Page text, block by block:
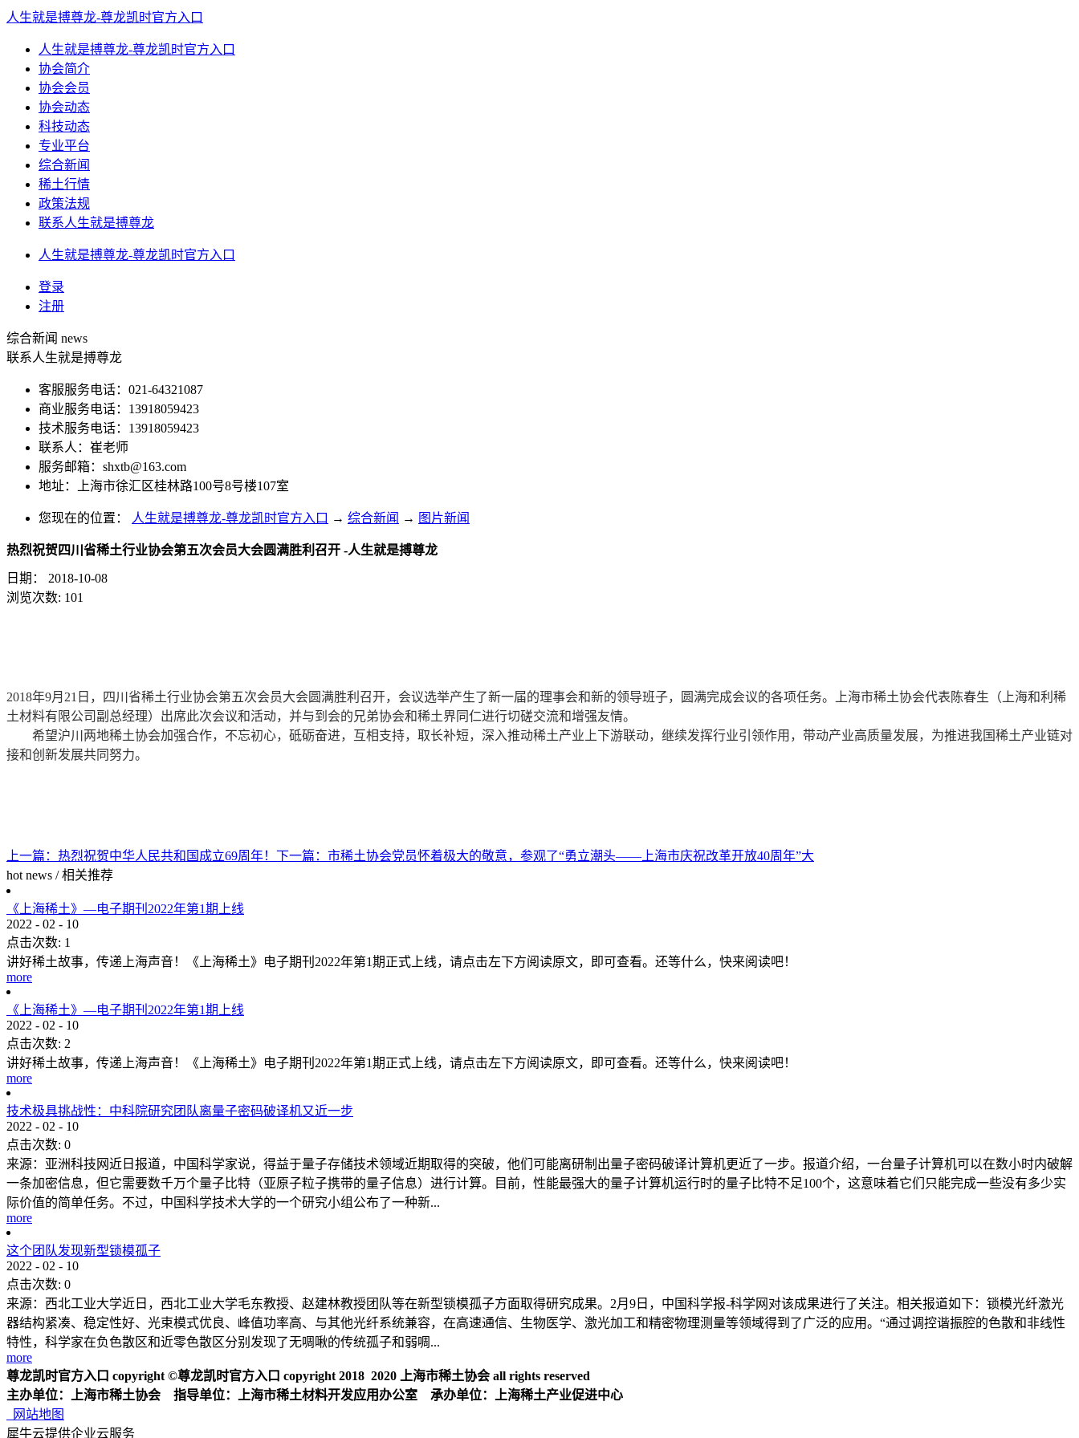
人生就是搏尊龙-尊龙凯时官方入口
人生就是搏尊龙-尊龙凯时官方入口
协会简介
协会会员
协会动态
科技动态
专业平台
综合新闻
稀土行情
政策法规
联系人生就是搏尊龙
人生就是搏尊龙-尊龙凯时官方入口
登录
注册
综合新闻 news
联系人生就是搏尊龙
客服服务电话：021-64321087
商业服务电话：13918059423
技术服务电话：13918059423
联系人：崔老师
服务邮箱： shxtb@163.com
地址：上海市徐汇区桂林路100号8号楼107室
您现在的位置： 人生就是搏尊龙-尊龙凯时官方入口 → 综合新闻 → 图片新闻
热烈祝贺四川省稀土行业协会第五次会员大会圆满胜利召开 -人生就是搏尊龙
日期：
2018-10-08
浏览次数: 101
2018年9月21日，四川省稀土行业协会第五次会员大会圆满胜利召开，会议选举产生了新一届的理事会和新的领导班子，圆满完成会议的各项任务。上海市稀土协会代表陈春生（上海和利稀
土材料有限公司副总经理）出席此次会议和活动，并与到会的兄弟协会和稀土界同仁进行切磋交流和增强友情。
希望沪川两地稀土协会加强合作，不忘初心，砥砺奋进，互相支持，取长补短，深入推动稀土产业上下游联动，继续发挥行业引领作用，带动产业高质量发展，为推进我国稀土产业链对
接和创新发展共同努力。
上一篇： 热烈祝贺中华人民共和国成立69周年！ 下一篇： 市稀土协会党员怀着极大的敬意，参观了“勇立潮头——上海市庆祝改革开放40周年”大
hot news / 相关推荐
《上海稀土》—电子期刊2022年第1期上线
2022 - 02 - 10
点击次数: 1
讲好稀土故事，传递上海声音！《上海稀土》电子期刊2022年第1期正式上线，请点击左下方阅读原文，即可查看。还等什么，快来阅读吧！
more
《上海稀土》—电子期刊2022年第1期上线
2022 - 02 - 10
点击次数: 2
讲好稀土故事，传递上海声音！《上海稀土》电子期刊2022年第1期正式上线，请点击左下方阅读原文，即可查看。还等什么，快来阅读吧！
more
技术极具挑战性：中科院研究团队离量子密码破译机又近一步
2022 - 02 - 10
点击次数: 0
来源：亚洲科技网近日报道，中国科学家说，得益于量子存储技术领域近期取得的突破，他们可能离研制出量子密码破译计算机更近了一步。报道介绍，一台量子计算机可以在数小时内破解
一条加密信息，但它需要数千万个量子比特（亚原子粒子携带的量子信息）进行计算。目前，性能最强大的量子计算机运行时的量子比特不足100个，这意味着它们只能完成一些没有多少实
际价值的简单任务。不过，中国科学技术大学的一个研究小组公布了一种新...
more
这个团队发现新型锁模孤子
2022 - 02 - 10
点击次数: 0
来源：西北工业大学近日，西北工业大学毛东教授、赵建林教授团队等在新型锁模孤子方面取得研究成果。2月9日，中国科学报-科学网对该成果进行了关注。相关报道如下：锁模光纤激光
器结构紧凑、稳定性好、光束模式优良、峰值功率高、与其他光纤系统兼容，在高速通信、生物医学、激光加工和精密物理测量等领域得到了广泛的应用。“通过调控谐振腔的色散和非线性
特性，科学家在负色散区和近零色散区分别发现了无啁啾的传统孤子和弱啁...
more
尊龙凯时官方入口 copyright ©尊龙凯时官方入口 copyright 2018 2020 上海市稀土协会 all rights reserved
主办单位：上海市稀土协会 指导单位：上海市稀土材料开发应用办公室 承办单位：上海稀土产业促进中心
网站地图
犀牛云提供企业云服务